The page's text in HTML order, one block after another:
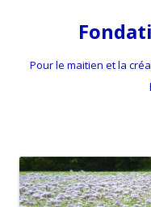
Pour le maitien et la